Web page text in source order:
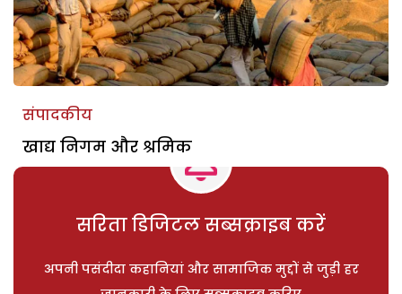
संपादकीय
खाद्य निगम और श्रमिक
सरिता डिजिटल सब्सक्राइब करें
अपनी पसंदीदा कहानियां और सामाजिक मुद्दों से जुड़ी हर